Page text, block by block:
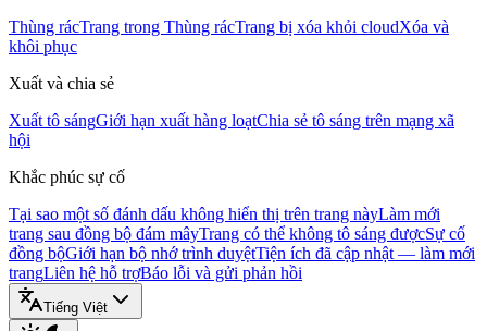
Thùng rácTrang trong Thùng rácTrang bị xóa khỏi cloudXóa và
khôi phục
Xuất và chia sẻ
Xuất tô sángGiới hạn xuất hàng loạtChia sẻ tô sáng trên mạng xã
hội
Khắc phúc sự cố
Tại sao một số đánh dấu không hiển thị trên trang nàyLàm mới
trang sau đồng bộ đám mâyTrang có thể không tô sáng đượcSự cố
đồng bộGiới hạn bộ nhớ trình duyệtTiện ích đã cập nhật — làm mới
trangLiên hệ hỗ trợBáo lỗi và gửi phản hồi
Tiếng Việt